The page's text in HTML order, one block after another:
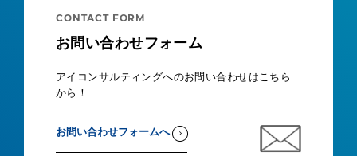
CONTACT FORM
お問い合わせフォーム
アイコンサルティングへのお問い合わせはこちら
から！
お問い合わせフォームへ